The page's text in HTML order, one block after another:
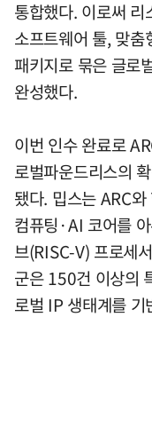
통합했다. 이로써
소프트웨어 툴, 맞
패키지로 묶은 글로
완성했다.
이번 인수 완료로
로벌파운드리스의
됐다. 밉스는 ARC
컴퓨팅·AI 코어를
브(RISC-V) 프로세
군은 150건 이상의
로벌 IP 생태계를 기